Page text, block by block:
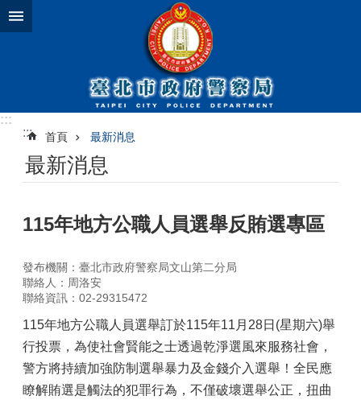
跳到主要內容區塊
:::
:::
首頁 最新消息
最新消息
115年地方公職人員選舉反賄選專區
發布機關：臺北市政府警察局文山第二分局
聯絡人：周洛安
聯絡資訊：02-29315472
115年地方公職人員選舉訂於115年11月28日(星期六)舉
行投票，為使社會賢能之士透過乾淨選風來服務社會，
警方將持續加強防制選舉暴力及金錢介入選舉！全民應
瞭解賄選是觸法的犯罪行為，不僅破壞選舉公正，扭曲